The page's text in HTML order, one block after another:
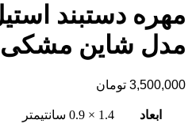
مهره دستبند
مدل شاین مشکی
3,500,000 تومان
ابعاد 1.4 × 0.9 سانتیمتر